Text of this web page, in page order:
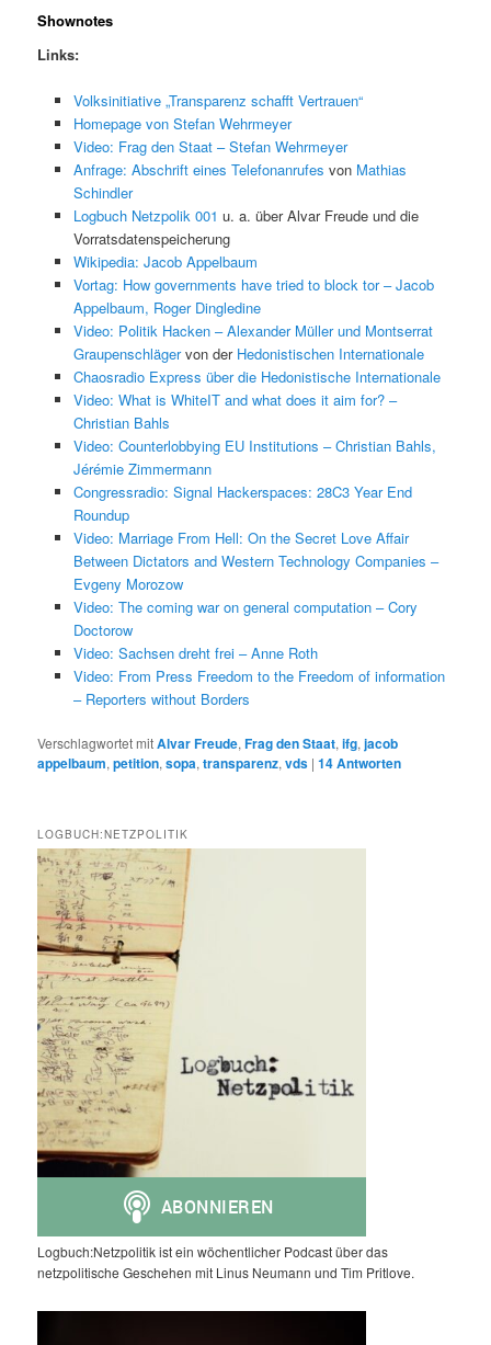
Shownotes
Links:
Volksinitiative „Transparenz schafft Vertrauen“
Homepage von Stefan Wehrmeyer
Video: Frag den Staat – Stefan Wehrmeyer
Anfrage: Abschrift eines Telefonanrufes von Mathias
Schindler
Logbuch Netzpolik 001 u. a. über Alvar Freude und die
Vorratsdatenspeicherung
Wikipedia: Jacob Appelbaum
Vortag: How governments have tried to block tor – Jacob
Appelbaum, Roger Dingledine
Video: Politik Hacken – Alexander Müller und Montserrat
Graupenschlägervon der Hedonistischen Internationale
Chaosradio Express über die Hedonistische Internationale
Video: What is WhiteIT and what does it aim for? –
Christian Bahls
Video: Counterlobbying EU Institutions – Christian Bahls,
Jérémie Zimmermann
Congressradio: Signal Hackerspaces: 28C3 Year End
Roundup
Video: Marriage From Hell: On the Secret Love Affair
Between Dictators and Western Technology Companies –
Evgeny Morozow
Video: The coming war on general computation – Cory
Doctorow
Video: Sachsen dreht frei – Anne Roth
Video: From Press Freedom to the Freedom of information
– Reporters without Borders
Verschlagwortet mitAlvar Freude,Frag den Staat,ifg,jacob
appelbaum,petition,sopa,transparenz,vds |14Antworten
LOGBUCH:NETZPOLITIK
Logbuch:Netzpolitik ist ein wöchentlicher Podcast über das
netzpolitische Geschehen mit Linus Neumann und Tim Pritlove.